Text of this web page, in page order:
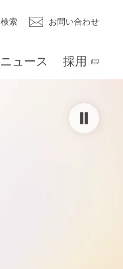
検索 お問い合わせ
ニュース 採用